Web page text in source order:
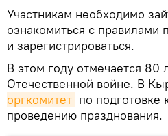
Участникам необходимо
ознакомиться с
и зарегистрироваться.
В этом году отмечается
Отечественной войне. В
оргкомитет по
проведению празднования.